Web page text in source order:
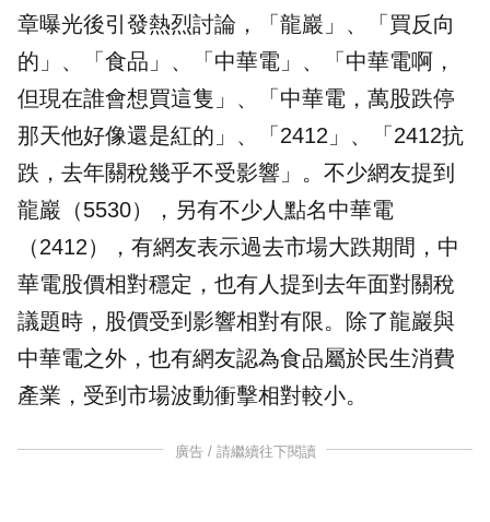
章曝光後引發熱烈討論，「龍巖」、「買反向
的」、「食品」、「中華電」、「中華電啊，
但現在誰會想買這隻」、「中華電，萬股跌停
那天他好像還是紅的」、「2412」、「2412抗
跌，去年關稅幾乎不受影響」。不少網友提到
龍巖（5530），另有不少人點名中華電
（2412），有網友表示過去市場大跌期間，中
華電股價相對穩定，也有人提到去年面對關稅
議題時，股價受到影響相對有限。除了龍巖與
中華電之外，也有網友認為食品屬於民生消費
產業，受到市場波動衝擊相對較小。
廣告 / 請繼續往下閱讀